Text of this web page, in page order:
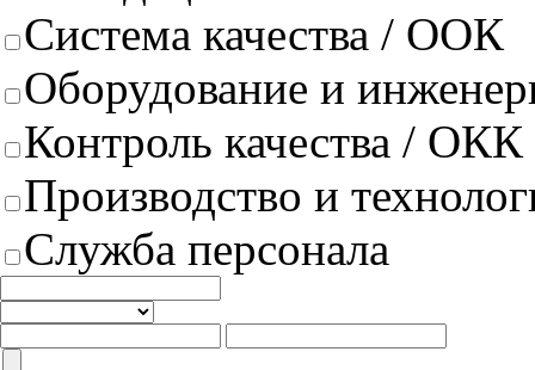
Система качества / ООК
Оборудование и
Контроль качества / ОКК
Производство и
Служба персонала